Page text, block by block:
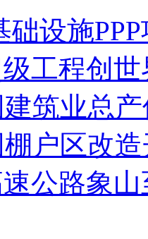
础设施
工程创
筑业总
户区改
公路象